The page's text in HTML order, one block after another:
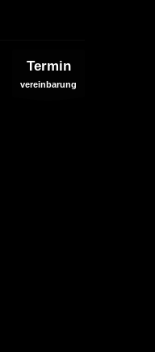
Termin
vereinbarung